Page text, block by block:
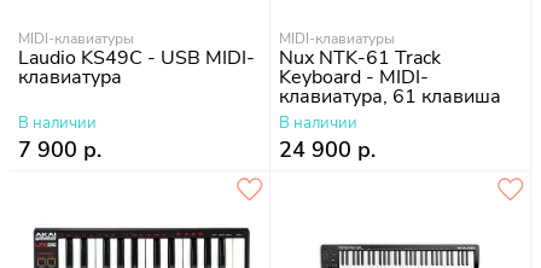
MIDI-клавиатуры
Laudio KS49C - USB MIDI-
клавиатура
В наличии
7 900 р.
MIDI-клавиатуры
Nux NTK-61 Track
Keyboard - MIDI-
клавиатура, 61 клавиша
В наличии
24 900 р.